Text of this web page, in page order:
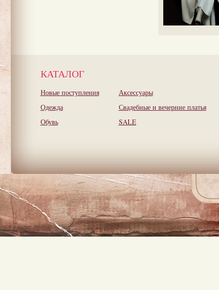
КАТАЛОГ
Новые поступления
Одежда
Обувь
Аксессуары
Свадебные и вечерние платья
SALE